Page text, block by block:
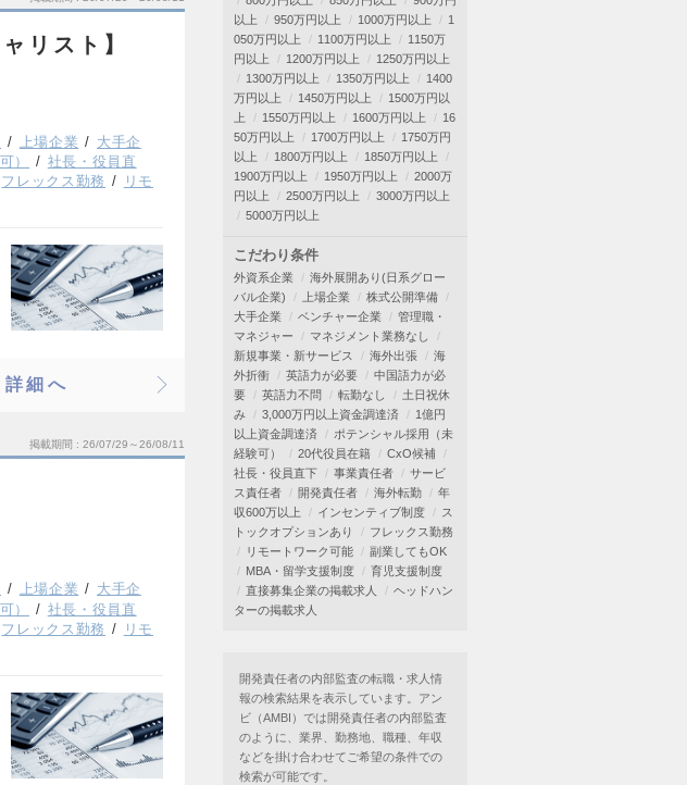
リスト】
上場企業
大手企
）
社長・役員直
フレックス勤務
リモ
詳細へ
掲載期間 26/07/29～26/08/11
上場企業
大手企
）
社長・役員直
フレックス勤務
リモ
以上
950万円以上 1000万円以上
1
050万円以上
1100万円以上
1150万
円以上
1200万円以上
1250万円以上
1300万円以上
1350万円以上
1400
万円以上
1450万円以上
1500万円以
上
1550万円以上 1600万円以上
16
50万円以上
1700万円以上
1750万円
以上
1800万円以上
1850万円以上
1900万円以上
1950万円以上
2000万
円以上
2500万円以上
3000万円以上
5000万円以上
こだわり条件
外資系企業
海外展開あり(日系グロー
バル企業)
上場企業
株式公開準備
大手企業
ベンチャー企業
管理職・
マネジャー
マネジメント業務なし
新規事業・新サービス
海外出張
海
外折衝
英語力が必要
中国語力が必
要
英語力不問 転勤なし
土日祝休
み
3,000万円以上資金調達済
1億円
以上資金調達済
ポテンシャル採用（未
経験可）
20代役員在籍
CxO候補
社長・役員直下
事業責任者
サービ
ス責任者
開発責任者 海外転勤
年
収600万以上
インセンティブ制度
ス
トックオプションあり
フレックス勤務
リモートワーク可能
副業してもOK
MBA・留学支援制度
育児支援制度
直接募集企業の掲載求人
ヘッドハン
ターの掲載求人
開発責任者の内部監査の転職・求人情
報の検索結果を表示しています。アン
ビ（AMBI）では開発責任者の内部監査
のように、業界、勤務地、職種、年収
などを掛け合わせてご希望の条件での
検索が可能です。